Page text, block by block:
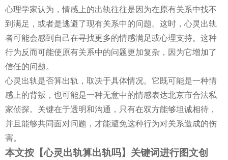
心理学家认为，情感上的出轨往往是因为在原有关系中找不
到满足，或者是逃避了现有关系中的问题。这时，心灵出轨
者可能会感到自己在寻找更多的情感满足或心理支持。这种
行为反而可能使原有关系中的问题更加复杂，因为它增加了
信任的问题。
心灵出轨是否算出轨，取决于具体情况。它既可能是一种情
感上的背叛，也可能是一种无意中的情感表达北京市合法私
家侦探。关键在于透明和沟通，只有在双方能够坦诚相待，
并且能够共同面对问题，才能避免这种行为对关系造成的伤
害。
本文按【心灵出轨算出轨吗】关键词进行图文创